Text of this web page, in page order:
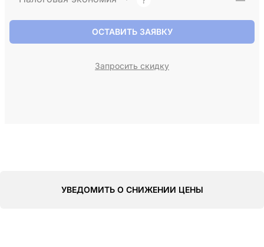
ОСТАВИТЬ ЗАЯВКУ
Запросить скидку
УВЕДОМИТЬ О СНИЖЕНИИ ЦЕНЫ